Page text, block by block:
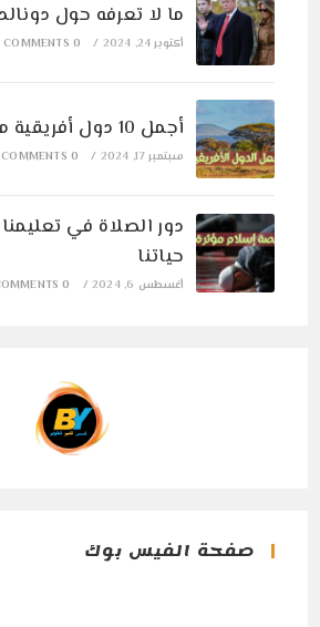
ما لا تعرفه حول
أكتوبر 24, 2024 /
0 COMMENTS
أجمل 10 دول أفريقية من حيث الطبيعة
سبتمبر 17, 2024 /
0 COMMENTS
دور الصلاة في تعليمنا
حياتنا
أغسطس 6, 2024 /
0 COMMENTS
صفحة الفيس بوك